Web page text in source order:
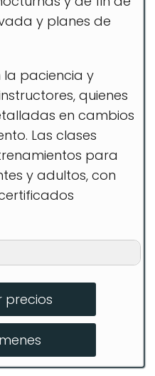
y planes de
la paciencia y
quienes
en cambios
Las clases
para
y adultos, con
precios